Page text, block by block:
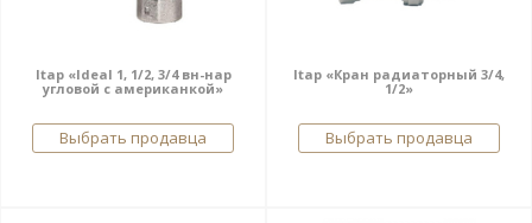
Itap «Ideal 1, 1/2, 3/4 вн-нар
угловой с американкой»
Выбрать продавца
Itap «Кран радиаторный 3/4,
1/2»
Выбрать продавца